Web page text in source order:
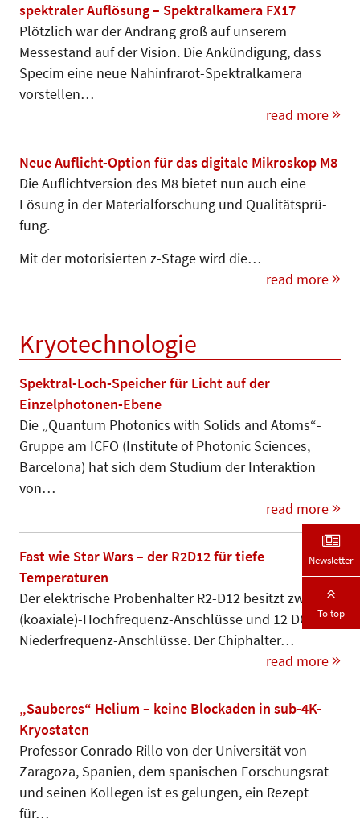
spektraler Auflösung – Spektralkamera FX17
Plötzlich war der Andrang groß auf unserem
Messestand auf der Vision. Die Ankündigung, dass
Specim eine neue Nahinfrarot-Spektralkamera
vorstellen…
read more
Neue Auflicht-Option für das digitale Mikroskop M8
Die Auflichtversion des M8 bietet nun auch eine
Lösung in der Ma­te­rial­forschung und Qualitätsprü­
fung.
Mit der motorisierten z-Stage wird die…
read more
Kryotechnologie
Spektral-Loch-Speicher für Licht auf der
Einzelphotonen-Ebene
Die „Quantum Photonics with Solids and Atoms“-
Gruppe am ICFO (Insti­tute of Photonic Sciences,
Barce­lona) hat sich dem Studium der Interaktion
von…
read more
Fast wie Star Wars – der R2D12 für tiefe
Temperaturen
Der elektrische Probenhalter R2-D12 besitzt zwei RF-
(koaxiale)-Hoch­fre­quenz-Anschlüsse und 12 DC-
Nieder­fre­quenz-Anschlüsse. Der Chip­hal­ter…
read more
„Sauberes“ Helium – keine Blockaden in sub-4K-
Kryostaten
Professor Conrado Rillo von der Uni­versität von
Zaragoza, Spanien, dem spanischen Forschungsrat
und seinen Kollegen ist es gelungen, ein Re­zept
für…
Newsletter
To top